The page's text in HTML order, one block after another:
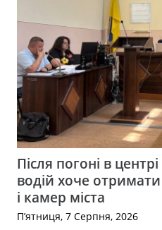
Після погоні в
водій хоче
і камер міста
П’ятниця, 7 Серпня, 2026